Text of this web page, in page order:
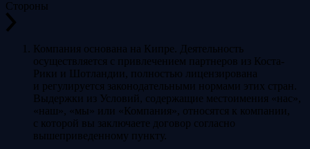
Стороны
Компания основана на Кипре. Деятельность
осуществляется с привлечением партнеров из Коста-
Рики и Шотландии, полностью лицензирована
и регулируется законодательными нормами этих стран.
Выдержки из Условий, содержащие местоимения «нас»,
«наш», «мы» или «Компания», относятся к компании,
с которой вы заключаете договор согласно
вышеприведенному пункту.